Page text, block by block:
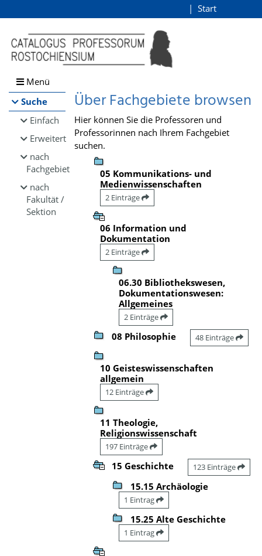
Browsen
direkt zum Inhalt
Start
Menü
Suche
Einfach
Erweitert
nach
Fachgebiet
nach
Fakultät /
Sektion
Über Fachgebiete browsen
Hier können Sie die Professoren und
Professorinnen nach Ihrem Fachgebiet
suchen.
05 Kommunikations- und
Medienwissenschaften
2 Einträge
06 Information und
Dokumentation
2 Einträge
06.30 Bibliothekswesen,
Dokumentationswesen:
Allgemeines
2 Einträge
08 Philosophie 48 Einträge
10 Geisteswissenschaften
allgemein
12 Einträge
11 Theologie,
Religionswissenschaft
197 Einträge
15 Geschichte 123 Einträge
15.15 Archäologie
1 Eintrag
15.25 Alte Geschichte
1 Eintrag